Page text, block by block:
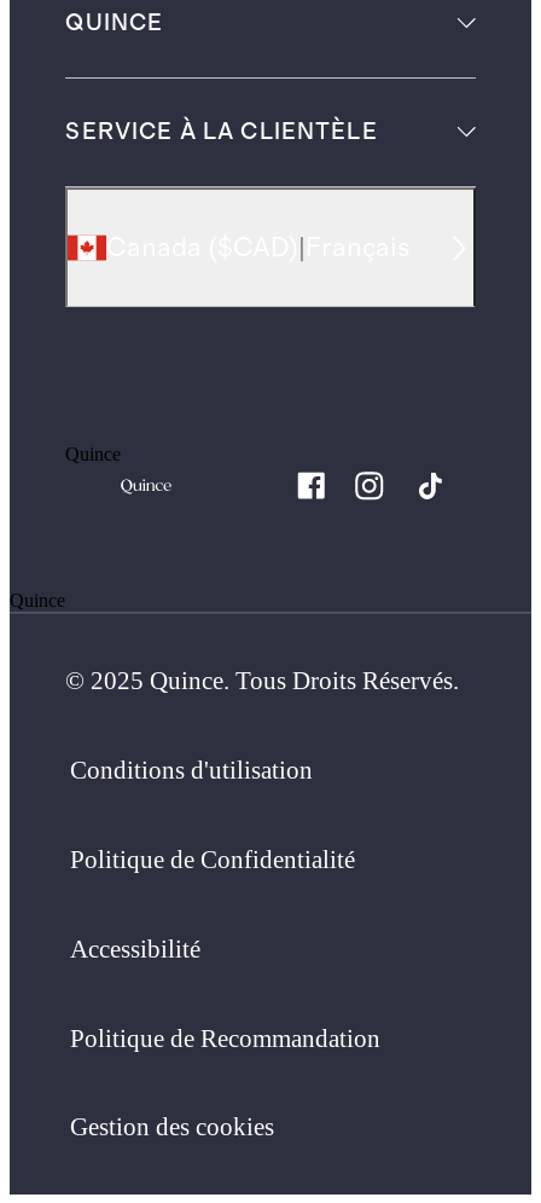
QUINCE
SERVICE À LA CLIENTÈLE
Quince
Quince
© 2025 Quince. Tous Droits Réservés.
Conditions d'utilisation
Politique de Confidentialité
Accessibilité
Politique de Recommandation
Gestion des cookies